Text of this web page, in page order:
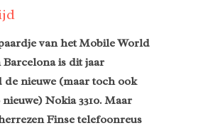
van het Mobile World
Barcelona is dit jaar
de nieuwe (maar toch ook
Nokia 3310. Maar
Finse telefoonreus